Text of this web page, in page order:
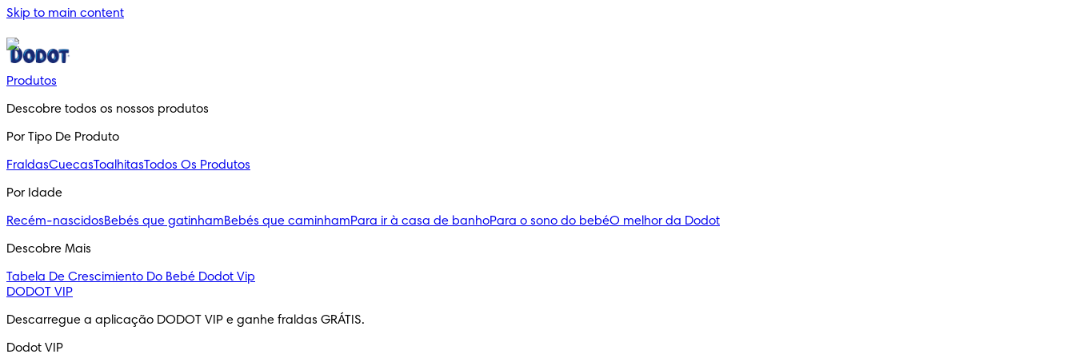
Skip to main content
Produtos
Descobre todos os nossos produtos
Por Tipo De Produto
FraldasCuecasToalhitasTodos Os Produtos
Por Idade
Recém-nascidosBebés que gatinhamBebés que caminhamPara ir à casa de banhoPara o sono do bebéO melhor da Dodot
Descobre Mais
Tabela De Crescimiento Do Bebé Dodot Vip
DODOT VIP
Descarregue a aplicação DODOT VIP e ganhe fraldas GRÁTIS.
Dodot VIP